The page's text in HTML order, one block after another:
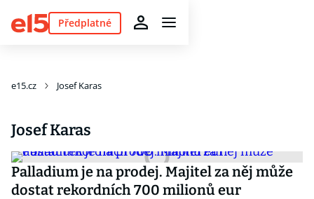
Předplatné
e15.cz Josef Karas
Josef Karas
Palladium je na prodej. Majitel za něj může
dostat rekordních 700 milionů eur